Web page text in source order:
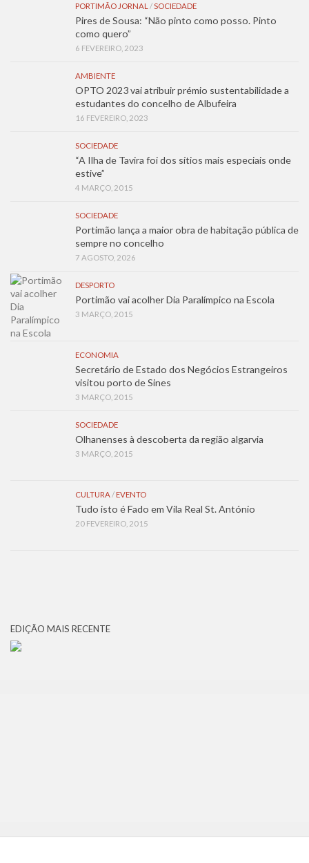
PORTIMÃO JORNAL /SOCIEDADE
Pires de Sousa: “Não pinto como posso. Pinto
como quero”
6 FEVEREIRO, 2023
AMBIENTE
OPTO 2023 vai atribuir prémio sustentabilidade a
estudantes do concelho de Albufeira
16 FEVEREIRO, 2023
SOCIEDADE
“A Ilha de Tavira foi dos sítios mais especiais onde
estive”
4 MARÇO, 2015
SOCIEDADE
Portimão lança a maior obra de habitação pública de
sempre no concelho
7 AGOSTO, 2026
DESPORTO
Portimão vai acolher Dia Paralímpico na Escola
3 MARÇO, 2015
ECONOMIA
Secretário de Estado dos Negócios Estrangeiros
visitou porto de Sines
3 MARÇO, 2015
SOCIEDADE
Olhanenses à descoberta da região algarvia
3 MARÇO, 2015
CULTURA/ EVENTO
Tudo isto é Fado em Vila Real St. António
20 FEVEREIRO, 2015
EDIÇÃO MAIS RECENTE